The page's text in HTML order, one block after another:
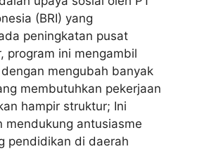
(BRI) yang
peningkatan pusat
program ini mengambil
mengubah banyak
membutuhkan pekerjaan
hampir struktur; Ini
mendukung antusiasme
pendidikan di daerah